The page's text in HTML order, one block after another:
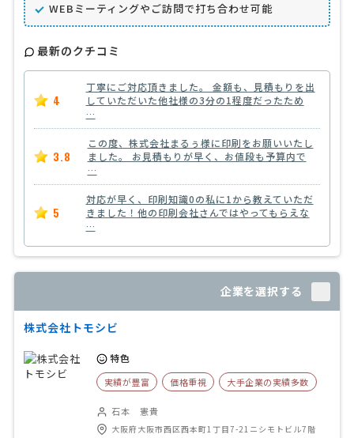
WEBミーティングやご訪問で打ち合わせ可能
最新のクチコミ
4
丁寧にご対応頂きました。 金額も、見積もりを出
していただいた他社様の3分の1程度だったため
…
3.8
この度、株式会社まるぅ様に印刷をお願いいたし
ました。 お見積もりが早く、お値段も予算内で
…
5
対応が早く、印刷知識0の私に1から教えていただ
きました！他の印刷会社さんではやってもらえな
…
企業を選択する
株式会社トモシビ
特色
実績が豊富 価格重視 大手企業の実績多数
石本 憲貴
大阪府大阪市西区西本町1丁目7-21ニシモトビル7階